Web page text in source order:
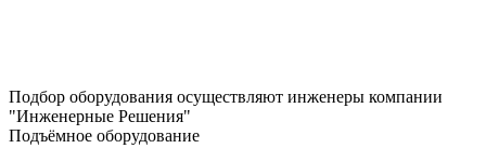
Подбор оборудования осуществляют инженеры компании
"Инженерные Решения"
Подъёмное оборудование